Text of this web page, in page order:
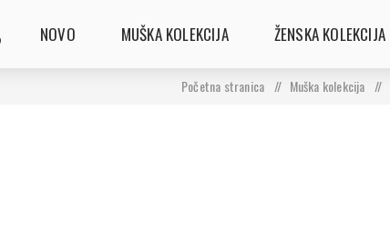
NOVO MUŠKA KOLEKCIJA ŽENSKA KOLEKCIJA
Početna stranica / Muška kolekcija /